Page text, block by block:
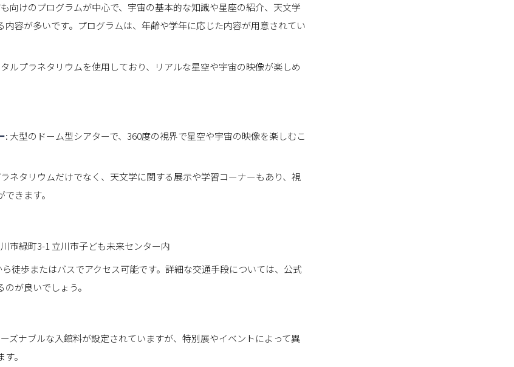
向けのプログラムが中心で、宇宙の基本的な知識や星座の紹介、天文学
内容が多いです。プログラムは、年齢や学年に応じた内容が用意されてい
ルプラネタリウムを使用しており、リアルな星空や宇宙の映像が楽しめ
: 大型のドーム型シアターで、360度の視界で星空や宇宙の映像を楽しむこ
ネタリウムだけでなく、天文学に関する展示や学習コーナーもあり、視
きます。
市緑町3-1 立川市子ども未来センター内
ら徒歩またはバスでアクセス可能です。詳細な交通手段については、公式
が良いでしょう。
ズナブルな入館料が設定されていますが、特別展やイベントによって異
。